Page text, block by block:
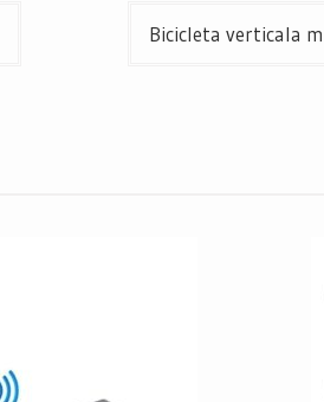
Bicicleta verticala